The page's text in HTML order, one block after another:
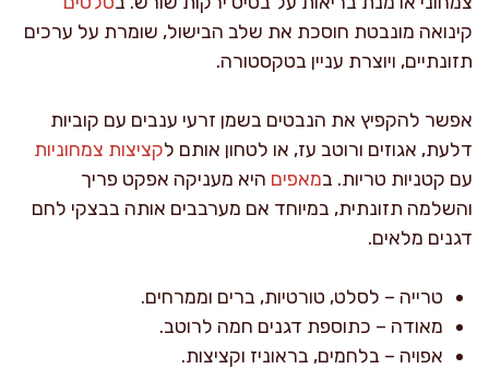
קינואה מונבטת חוסכת את שלב הבישול, שומרת על ערכים
תזונתיים, ויוצרת עניין בטקסטורה.
אפשר להקפיץ את הנבטים בשמן זרעי ענבים עם קוביות
דלעת, אגוזים ורוטב עז, או לטחון אותם לקציצות צמחוניות
עם קטניות טריות. במאפים היא מעניקה אפקט פריך
והשלמה תזונתית, במיוחד אם מערבבים אותה בבצקי לחם
דגנים מלאים.
טרייה – לסלט, טורטיות, ברים וממרחים.
מאודה – כתוספת דגנים חמה לרוטב.
אפויה – בלחמים, בראוניז וקציצות.